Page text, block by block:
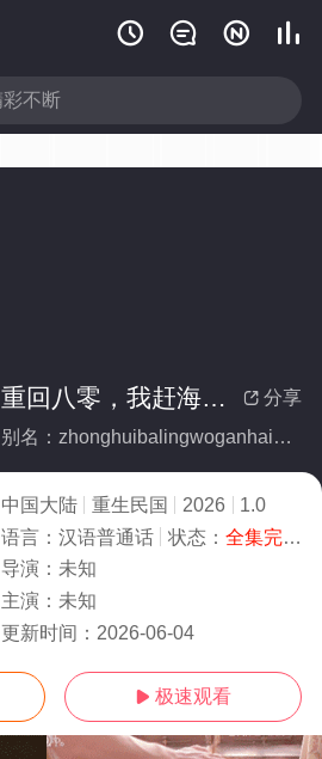
   
 分享
重回八零，我赶海满仓称王(全集)
别名：zhonghuibalingwoganhaimancangchengwang
中国大陆 重生民国 2026
1.0
语言： 汉语普通话 状态： 全集完结
导演： 未知
主演： 未知
更新时间： 2026-06-04
 极速观看